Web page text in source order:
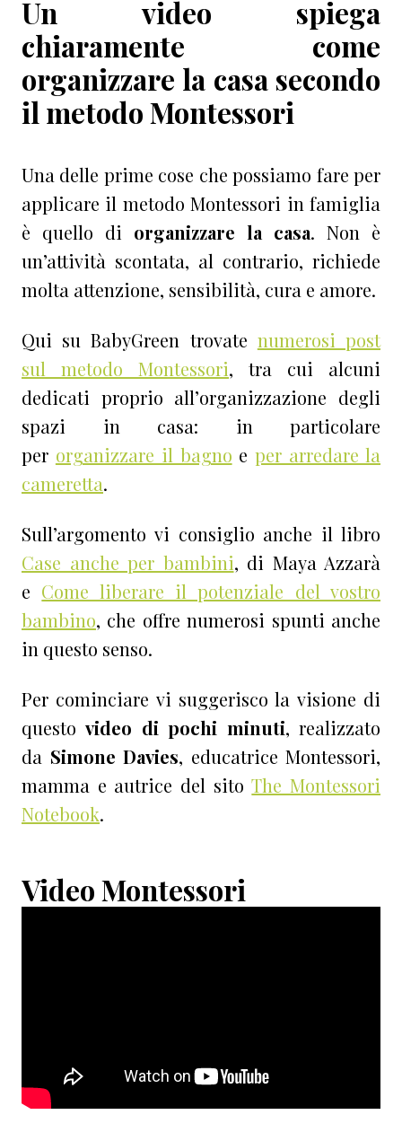
Unvideo spiega
chiaramente come
organizzare la casa secondo
il metodoMontessori
Una delle prime cose che possiamo fare per
applicare il metodo Montessori in famiglia
è quello di organizzare la casa. Non è
un’attività scontata, al contrario, richiede
molta attenzione, sensibilità, cura e amore.
Qui su BabyGreen trovate numerosi post
sul metodo Montessori, tra cui alcuni
dedicati proprio all’organizzazione degli
spazi in casa: in particolare
per organizzare il bagno eper arredare la
cameretta.
Sull’argomento vi consiglio anche il libro
Case anche per bambini, di Maya Azzarà
e Come liberare il potenziale del vostro
bambino, che offre numerosi spunti anche
in questo senso.
Per cominciare vi suggerisco la visione di
questovideo di pochi minuti, realizzato
da Simone Davies, educatrice Montessori,
mamma e autrice del sitoThe Montessori
Notebook.
Video Montessori